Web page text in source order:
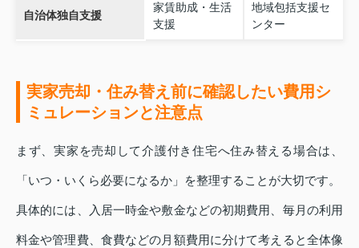
自治体独自支援
家賃助成・生活
支援
地域包括支援セ
ンター
実家売却・住み替え前に確認したい費用シ
ミュレーションと注意点
まず、実家を売却して介護付き住宅へ住み替える場合は、
「いつ・いくら必要になるか」を整理することが大切です。
具体的には、入居一時金や敷金などの初期費用、毎月の利用
料金や管理費、食費などの月額費用に分けて考えると全体像